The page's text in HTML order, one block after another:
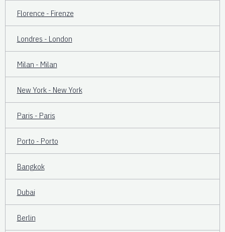
Florence - Firenze
Londres - London
Milan - Milan
New York - New York
Paris - Paris
Porto - Porto
Bangkok
Dubai
Berlin